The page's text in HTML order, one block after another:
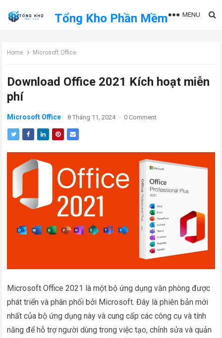
Tổng Kho Phần Mềm MENU
Home Microsoft Office
Download Office 2021 Kích hoạt miễn
phí
Microsoft Office 8 Tháng 11, 2024 · 0 Comment
Microsoft Office 2021 là một bộ ứng dụng văn phòng được
phát triển và phân phối bởi Microsoft. Đây là phiên bản mới
nhất của bộ ứng dụng này và cung cấp các công cụ và tính
năng để hỗ trợ người dùng trong việc tạo, chỉnh sửa và quản